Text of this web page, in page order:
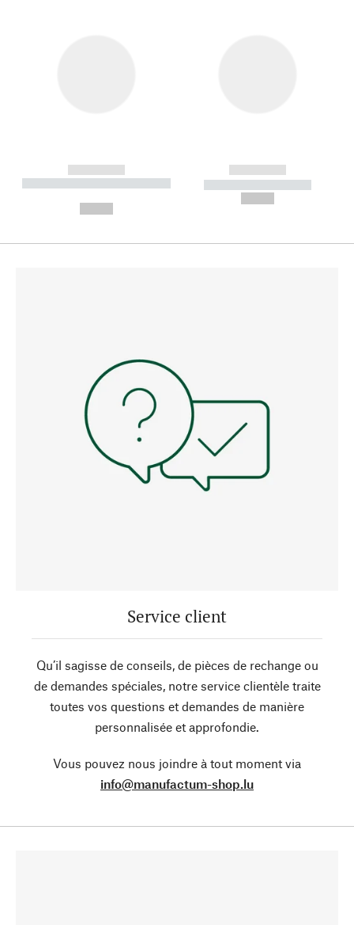
------------
----------- ----------- --------
------------
----------- -----------
Service client
Qu’il sagisse de conseils, de pièces de rechange ou
de demandes spéciales, notre service clientèle traite
toutes vos questions et demandes de manière
personnalisée et approfondie.
Vous pouvez nous joindre à tout moment via
info@manufactum-shop.lu